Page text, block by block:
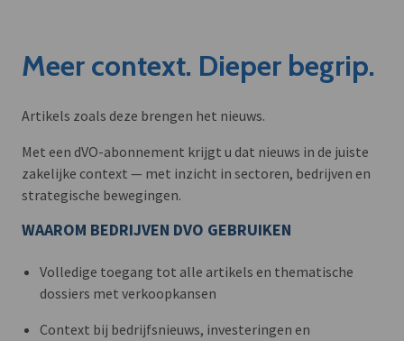
Meer context. Dieper begrip.
Artikels zoals deze brengen het nieuws.
Met een dVO-abonnement krijgt u dat nieuws in de juiste
zakelijke context — met inzicht in sectoren, bedrijven en
strategische bewegingen.
WAAROM BEDRIJVEN DVO GEBRUIKEN
Volledige toegang tot alle artikels en thematische
dossiers met verkoopkansen
Context bij bedrijfsnieuws, investeringen en